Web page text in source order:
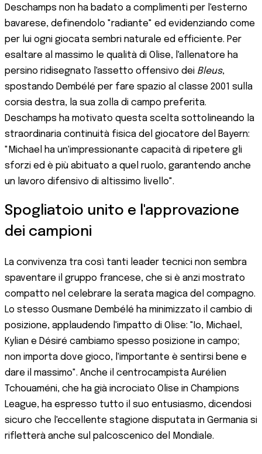
Deschamps non ha badato a complimenti per l'esterno
bavarese, definendolo "radiante" ed evidenziando come
per lui ogni giocata sembri naturale ed efficiente. Per
esaltare al massimo le qualità di Olise, l'allenatore ha
persino ridisegnato l'assetto offensivo dei Bleus,
spostando Dembélé per fare spazio al classe 2001 sulla
corsia destra, la sua zolla di campo preferita.
Deschamps ha motivato questa scelta sottolineando la
straordinaria continuità fisica del giocatore del Bayern:
"Michael ha un'impressionante capacità di ripetere gli
sforzi ed è più abituato a quel ruolo, garantendo anche
un lavoro difensivo di altissimo livello".
Spogliatoio unito e l'approvazione
dei campioni
La convivenza tra così tanti leader tecnici non sembra
spaventare il gruppo francese, che si è anzi mostrato
compatto nel celebrare la serata magica del compagno.
Lo stesso Ousmane Dembélé ha minimizzato il cambio di
posizione, applaudendo l'impatto di Olise: "Io, Michael,
Kylian e Désiré cambiamo spesso posizione in campo;
non importa dove gioco, l'importante è sentirsi bene e
dare il massimo". Anche il centrocampista Aurélien
Tchouaméni, che ha già incrociato Olise in Champions
League, ha espresso tutto il suo entusiasmo, dicendosi
sicuro che l'eccellente stagione disputata in Germania si
rifletterà anche sul palcoscenico del Mondiale.